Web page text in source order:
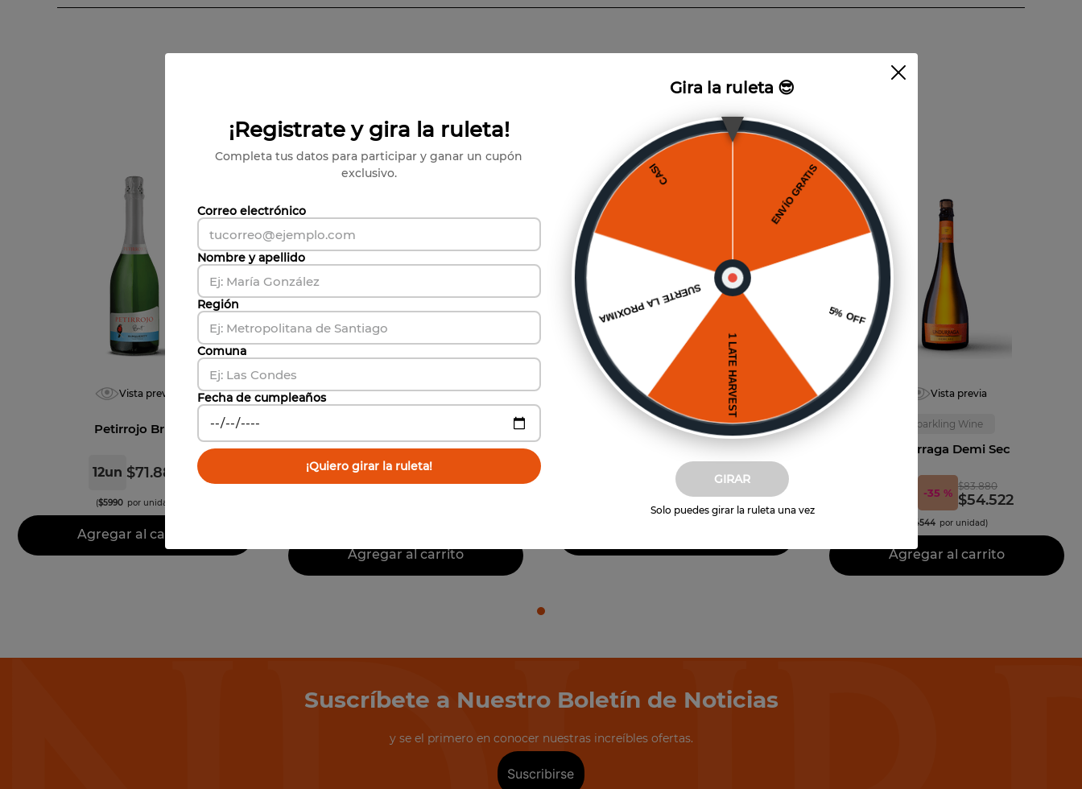
Maridaje:Ideal para todo tipo de apertivos y postres
También te puede interesar
Vista previa
Petirrojo Brut
12un $71.880
($5990 por unidad)
Agregar al carrito
250cc
Vista previa
Undurraga Sweet Moscato
Agregar al carrito
Petirrojo Sweet Moscato
$71 880
750cc
Vista previa
Sparkling Wine
Undurraga Demi Sec
-35 %
$83.880
$54.522
4544 por unidad)
Agregar al carrito
Suscríbete a Nuestro Boletín de Noticias
y se el primero en conocer nuestras increíbles ofertas.
Suscribirse
Gira la ruleta 😎
GIRAR
Solo puedes girar la ruleta una vez
¡Registrate y gira la ruleta!
Completa tus datos para participar y ganar un cupón
exclusivo.
Correo electrónico
Nombre y apellido
Región
Comuna
Fecha de cumpleaños
¡Quiero girar la ruleta!